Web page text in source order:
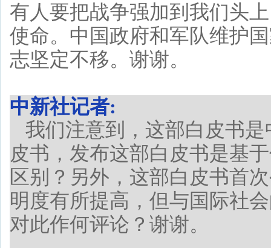
有人要把战争强加到我们头
使命。中国政府和军队维护
志坚定不移。谢谢。
中新社记者:
我们注意到，这部白皮书
皮书，发布这部白皮书是基
区别？另外，这部白皮书首
明度有所提高，但与国际社
对此作何评论？谢谢。